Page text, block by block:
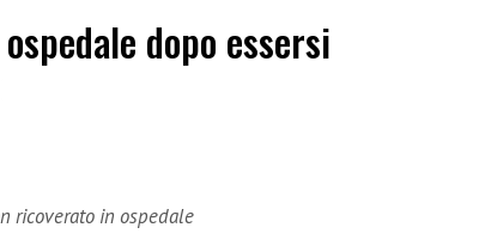
dopo essersi
ricoverato in ospedale